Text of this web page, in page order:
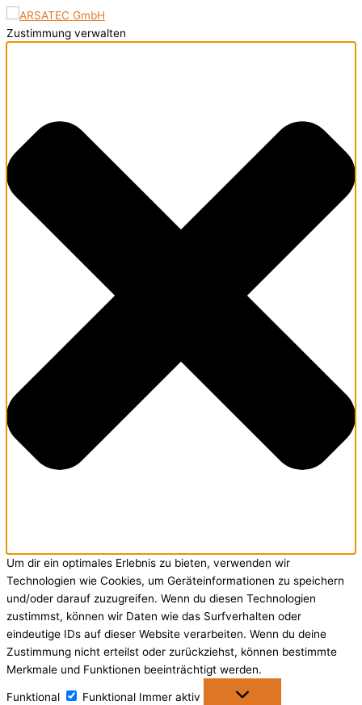
Zustimmung verwalten
Um dir ein optimales Erlebnis zu bieten, verwenden wir
Technologien wie Cookies, um Geräteinformationen zu speichern
und/oder darauf zuzugreifen. Wenn du diesen Technologien
zustimmst, können wir Daten wie das Surfverhalten oder
eindeutige IDs auf dieser Website verarbeiten. Wenn du deine
Zustimmung nicht erteilst oder zurückziehst, können bestimmte
Merkmale und Funktionen beeinträchtigt werden.
Funktional Funktional Immer aktiv